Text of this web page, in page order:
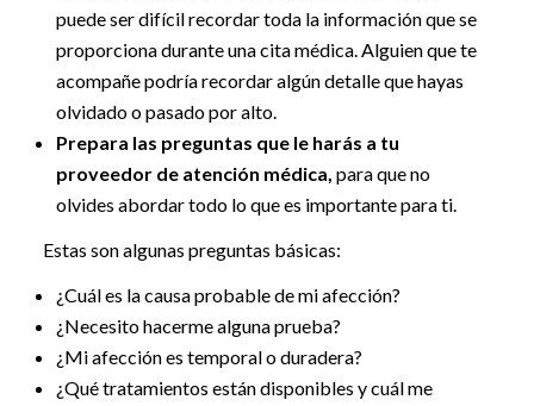
puede ser difícil recordar toda la información que se
proporciona durante una cita médica. Alguien que te
acompañe podría recordar algún detalle que hayas
olvidado o pasado por alto.
Prepara las preguntas que le harás a tu
proveedor de atención médica, para que no
olvides abordar todo lo que es importante para ti.
Estas son algunas preguntas básicas:
¿Cuál es la causa probable de mi afección?
¿Necesito hacerme alguna prueba?
¿Mi afección es temporal o duradera?
¿Qué tratamientos están disponibles y cuál me